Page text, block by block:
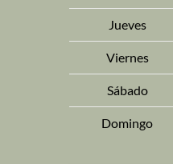
Jueves
Viernes
Sábado
Domingo